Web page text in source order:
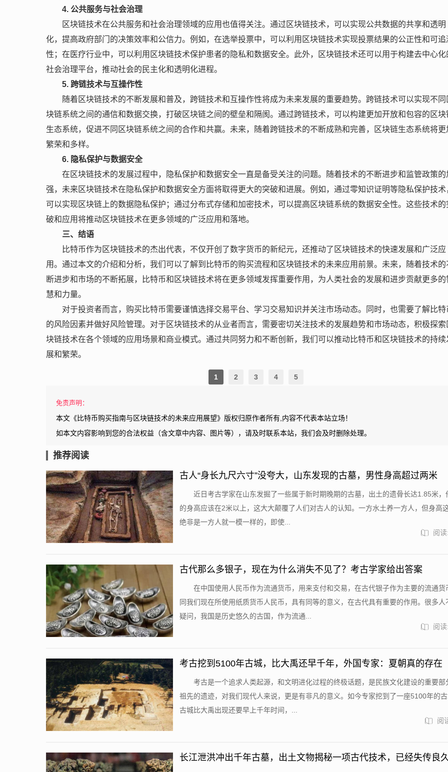
4. 公共服务与社会治理
区块链技术在公共服务和社会治理领域的应用也值得关注。通过区块链技术，可以实现公共数据的共享和透明
化，提高政府部门的决策效率和公信力。例如，在选举投票中，可以利用区块链技术实现投票结果的公正性和可追
性；在医疗行业中，可以利用区块链技术保护患者的隐私和数据安全。此外，区块链技术还可以用于构建去中心化
社会治理平台，推动社会的民主化和透明化进程。
5. 跨链技术与互操作性
随着区块链技术的不断发展和普及，跨链技术和互操作性将成为未来发展的重要趋势。跨链技术可以实现不同
块链系统之间的通信和数据交换，打破区块链之间的壁垒和隔阂。通过跨链技术，可以构建更加开放和包容的区块
生态系统，促进不同区块链系统之间的合作和共赢。未来，随着跨链技术的不断成熟和完善，区块链生态系统将更
繁荣和多样。
6. 隐私保护与数据安全
在区块链技术的发展过程中，隐私保护和数据安全一直是备受关注的问题。随着技术的不断进步和监管政策的
强，未来区块链技术在隐私保护和数据安全方面将取得更大的突破和进展。例如，通过零知识证明等隐私保护技术
可以实现区块链上的数据隐私保护；通过分布式存储和加密技术，可以提高区块链系统的数据安全性。这些技术的
破和应用将推动区块链技术在更多领域的广泛应用和落地。
三、结语
比特币作为区块链技术的杰出代表，不仅开创了数字货币的新纪元，还推动了区块链技术的快速发展和广泛应
用。通过本文的介绍和分析，我们可以了解到比特币的购买流程和区块链技术的未来应用前景。未来，随着技术的
断进步和市场的不断拓展，比特币和区块链技术将在更多领域发挥重要作用，为人类社会的发展和进步贡献更多的
慧和力量。
对于投资者而言，购买比特币需要谨慎选择交易平台、学习交易知识并关注市场动态。同时，也需要了解比特
的风险因素并做好风险管理。对于区块链技术的从业者而言，需要密切关注技术的发展趋势和市场动态，积极探索
块链技术在各个领域的应用场景和商业模式。通过共同努力和不断创新，我们可以推动比特币和区块链技术的持续
展和繁荣。
1 2 3 4 5
免责声明：
本文《比特币购买指南与区块链技术的未来应用展望》版权归原作者所有,内容不代表本站立场！
如本文内容影响到您的合法权益（含文章中内容、图片等），请及时联系本站，我们会及时删除处理。
推荐阅读
古人“身长九尺六寸”没夸大，山东发现的古墓，男性身高超过两米
近日考古学家在山东发掘了一些属于新时期晚期的古墓，出土的遗骨长达1.85米，
的身高应该在2米以上，这大大颠覆了人们对古人的认知。一方水土养一方人，但身高这
绝非是一方人就一模一样的，即使...
阅
古代那么多银子，现在为什么消失不见了？考古学家给出答案
在中国使用人民币作为流通货币，用来支付和交易，在古代银子作为主要的流通货
同我们现在所使用纸质货币人民币，具有同等的意义，在古代具有重要的作用。很多人
疑问，我国是历史悠久的古国，作为流通...
阅
考古挖到5100年古城，比大禹还早千年，外国专家：夏朝真的存在
考古是一个追求人类起源，和文明进化过程的终极话题，是民族文化建设的重要部
祖先的遗迹，对我们现代人来说，更是有非凡的意义。如今专家挖到了一座5100年的
古城比大禹出现还要早上千年时间，...
阅
长江泄洪冲出千年古墓，出土文物揭秘一项古代技术，已经失传良